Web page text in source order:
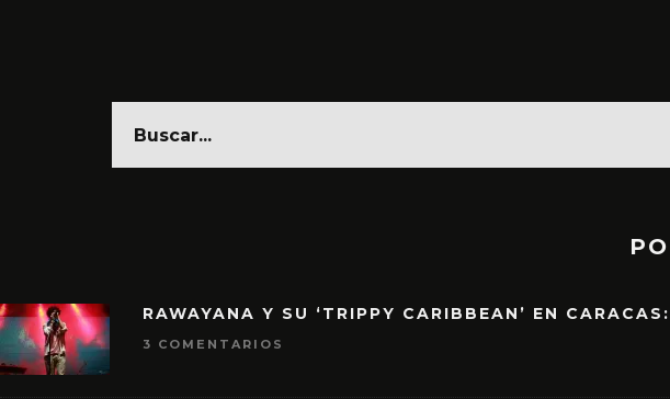
RAWAYANA Y SU ‘TRIPPY CARIBBEAN’ EN
3 COMENTARIOS